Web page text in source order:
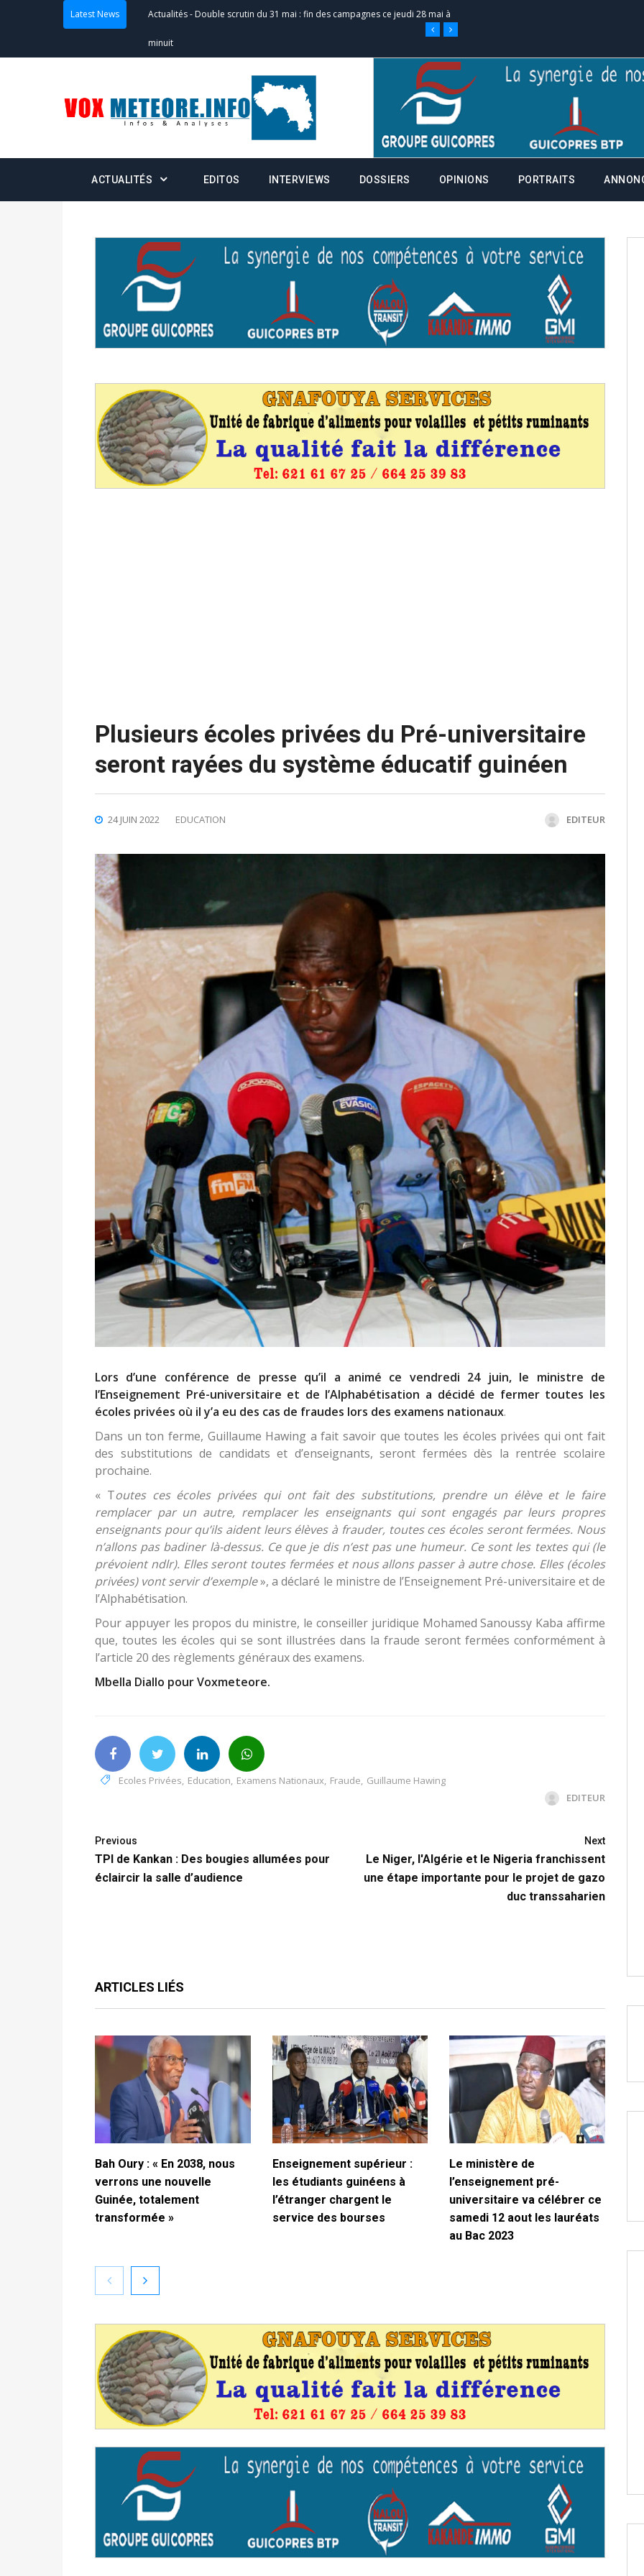
Latest News Actualités- Double scrutin du 31 mai : fin des campagnes ce jeudi 28 mai à
minuit
Communiqué relatif à la délivrance de la fiche de procuration
Politique-Convocation des membres des Commissions Administratives de
Centralisation des Votes (CACV) à une prestation de serment et à une
formation
Politique Candidats : désignez vos représentants aux CACV (centralisation
Politique Double scrutin du 31 mai : retrait des cartes d’électeurs possible
du 16 au 31 mai 2026
Politique Délégués de bureaux de vote : vos informations à transmettre
avant le 16 mai 2026 à 16h
statistiques des législatives et communales : ce 4 juin à 18h
Politique-Suite de la publication des résultats partiels des élections de mai
ce 03 juin à 14h
Politique-Suite de la publication des résultats partiels des élections de mai
ACTUALITÉS EDITOS INTERVIEWS DOSSIERS OPINIONS PORTRAITS
Plusieurs écoles privées du Pré-universitaire
seront rayées du système éducatif guinéen
24 JUIN 2022 EDUCATION EDITEUR
Lors d’une conférence de presse qu’il a animé ce vendredi 24 juin, le ministre de
l’Enseignement Pré-universitaire et de l’Alphabétisation a décidé de fermer toutes les
écoles privées où il y’a eu des cas de fraudes lors des examens nationaux.
Dans un ton ferme, Guillaume Hawing a fait savoir que toutes les écoles privées qui ont fait
des substitutions de candidats et d’enseignants, seront fermées dès la rentrée scolaire
prochaine.
« Toutes ces écoles privées qui ont fait des substitutions, prendre un élève et le faire
remplacer par un autre, remplacer les enseignants qui sont engagés par leurs propres
enseignants pour qu’ils aident leurs élèves à frauder, toutes ces écoles seront fermées. Nous
n’allons pas badiner là-dessus. Ce que je dis n’est pas une humeur. Ce sont les textes qui (le
prévoient ndlr). Elles seront toutes fermées et nous allons passer à autre chose. Elles (écoles
privées) vont servir d’exemple», a déclaré le ministre de l’Enseignement Pré-universitaire et de
l’Alphabétisation.
Pour appuyer les propos du ministre, le conseiller juridique Mohamed Sanoussy Kaba affirme
que, toutes les écoles qui se sont illustrées dans la fraude seront fermées conformément à
l’article 20 des règlements généraux des examens.
Mbella Diallo pour Voxmeteore.
Ecoles Privées, Education, Examens Nationaux, Fraude, Guillaume Hawing
EDITEUR
Previous
TPI de Kankan : Des bougies allumées pour
éclaircir la salle d’audience
Next
Le Niger, l'Algérie et le Nigeria franchissent
une étape importante pour le projet de gazo
duc transsaharien
ARTICLES LIÉS
Bah Oury : « En 2038, nous
verrons une nouvelle
Guinée, totalement
transformée »
Enseignement supérieur :
les étudiants guinéens à
l’étranger chargent le
service des bourses
Le ministère de
l’enseignement pré-
universitaire va célébrer ce
samedi 12 aout les lauréats
au Bac 2023